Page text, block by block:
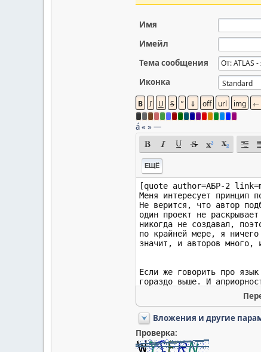
Имя
Имейл
Тема сообщения
Иконка
á« »—
ЕЩЁ
Вложения и другие
Проверка: